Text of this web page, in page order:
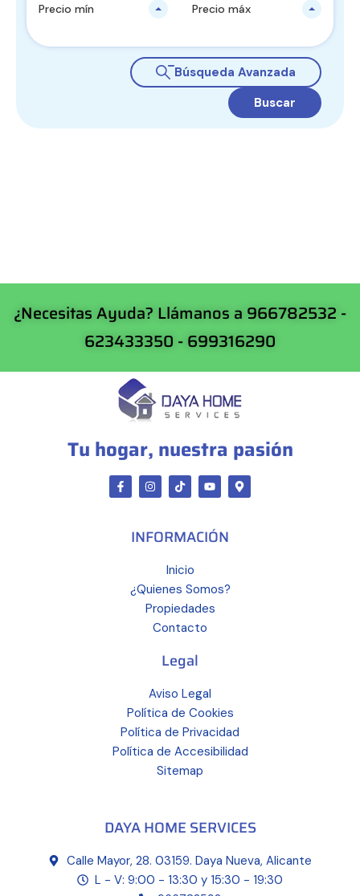
Precio mín Precio máx
Búsqueda Avanzada
Buscar
¿Necesitas Ayuda? Llámanos a 966782532 -
623433350 - 699316290
Tu hogar, nuestra pasión
INFORMACIÓN
Inicio
¿Quienes Somos?
Propiedades
Contacto
Legal
Aviso Legal
Política de Cookies
Política de Privacidad
Política de Accesibilidad
Sitemap
DAYA HOME SERVICES
Calle Mayor, 28. 03159. Daya Nueva, Alicante
L - V: 9:00 - 13:30 y 15:30 - 19:30